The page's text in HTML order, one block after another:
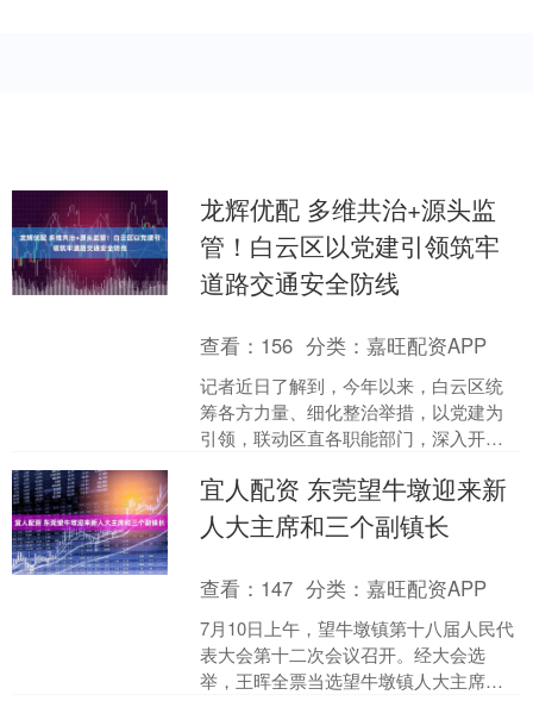
龙辉优配 多维共治+源头监
管！白云区以党建引领筑牢
道路交通安全防线
查看： 156 分类：嘉旺配资APP
记者近日了解到，今年以来，白云区统
筹各方力量、细化整治举措，以党建为
引领，联动区直各职能部门，深入开展
造安全、畅通、有序、文明....
宜人配资 东莞望牛墩迎来新
人大主席和三个副镇长
查看： 147 分类：嘉旺配资APP
7月10日上午，望牛墩镇第十八届人民代
表大会第十二次会议召开。经大会选
举，王晖全票当选望牛墩镇人大主席，